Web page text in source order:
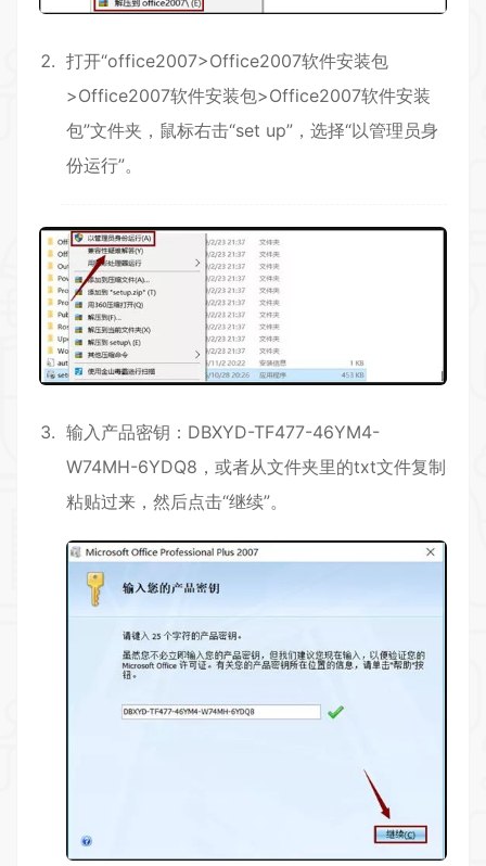
打开“office2007>Office2007软件安装包
>Office2007软件安装包>Office2007软件安装
包”文件夹，鼠标右击“set up”，选择“以管理员身
份运行”。
输入产品密钥：DBXYD-TF477-46YM4-
W74MH-6YDQ8，或者从文件夹里的txt文件复制
粘贴过来，然后点击“继续”。